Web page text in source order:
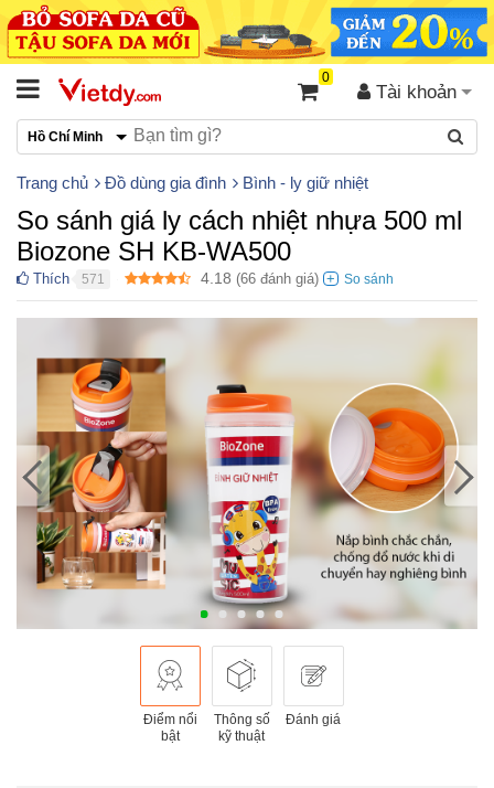
Tài khoản
0
Hồ Chí Minh
Trang chủ Đồ dùng gia đình Bình - ly giữ nhiệt
So sánh giá ly cách nhiệt nhựa 500 ml
Biozone SH KB-WA500
Thích 571 4.18 (66 đánh giá)
Điểm nổi
bật
Thông số
kỹ thuật
Đánh giá